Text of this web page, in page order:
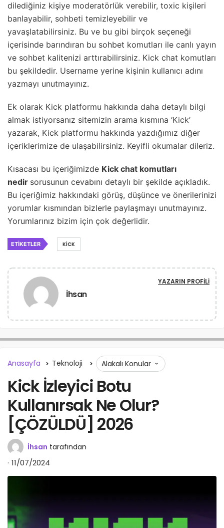
dilediğiniz kişiye moderatörlük verebilir, toxic kişileri
banlayabilir, sohbeti temizleyebilir ve
yavaşlatabilirsiniz. Bu ve bu gibi birçok seçeneği
içerisinde barındıran bu sohbet komutları ile canlı yayın
ve sohbet kalitenizi arttırabilirsiniz. Kick chat komutları
bu şekildedir. Username yerine kişinin kullanıcı adını
yazmayı unutmayınız.
Ek olarak Kick platformu hakkında daha detaylı bilgi
almak istiyorsanız sitemizin arama kısmına ‘Kick’
yazarak, Kick platformu hakkında yazdığımız diğer
içeriklerimize de ulaşabilirsiniz. Keyifli okumalar dileriz.
Kısacası bu içeriğimizde Kick chat komutları
nedir sorusunun cevabını detaylı bir şekilde açıkladık.
Bu içeriğimiz hakkındaki görüş, düşünce ve önerilerinizi
yorumlar kısmından bizlerle paylaşmayı unutmayınız.
Yorumlarınız bizim için çok değerlidir.
ETIKETLER KICK
İhsan
YAZARIN PROFILI
Anasayfa Teknoloji Alakalı Konular
Kick İzleyici Botu
Kullanırsak Ne Olur?
[ÇÖZÜLDÜ] 2026
İhsan tarafından
11/07/2024